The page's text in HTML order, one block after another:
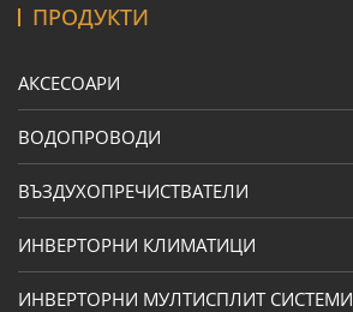
ПРОДУКТИ
АКСЕСОАРИ
ВОДОПРОВОДИ
ВЪЗДУХОПРЕЧИСТВАТЕЛИ
ИНВЕРТОРНИ КЛИМАТИЦИ
ИНВЕРТОРНИ МУЛТИСПЛИТ СИСТЕМИ